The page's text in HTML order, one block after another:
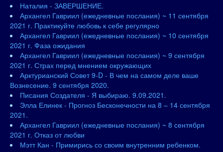
Наталия - ЗАВЕРШЕНИЕ.
Архангел Гавриил (ежедневные послания) ~ 11 сентября
2021 г. Практикуйте любовь к себе регулярно
Архангел Гавриил (ежедневные послания) ~ 10 сентября
2021 г. Фаза ожидания
Архангел Гавриил (ежедневные послания) ~ 9 сентября
2021 г. Страх перед мнением окружающих
Арктурианский Совет 9-D - В чем на самом деле ваше
Вознесение. 9 сентября 2020.
Писания Создателя - Я выбираю. 9.09.2021.
Элла Елинек - Прогноз Бесконечности на 8 – 14 сентября
2021.
Архангел Гавриил (ежедневные послания) ~ 8 сентября
2021 г. Отказ от любви
Мэтт Кан - Примирись со своим внутренним ребенком.